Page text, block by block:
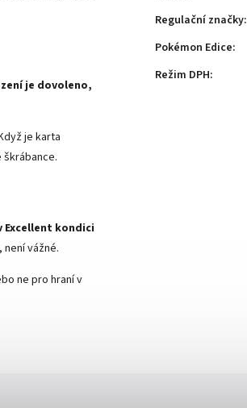
je dovoleno,
je karta
kondici
vážné.
ne pro hraní v
Regulační značky:
Pokémon Edice:
Režim DPH: